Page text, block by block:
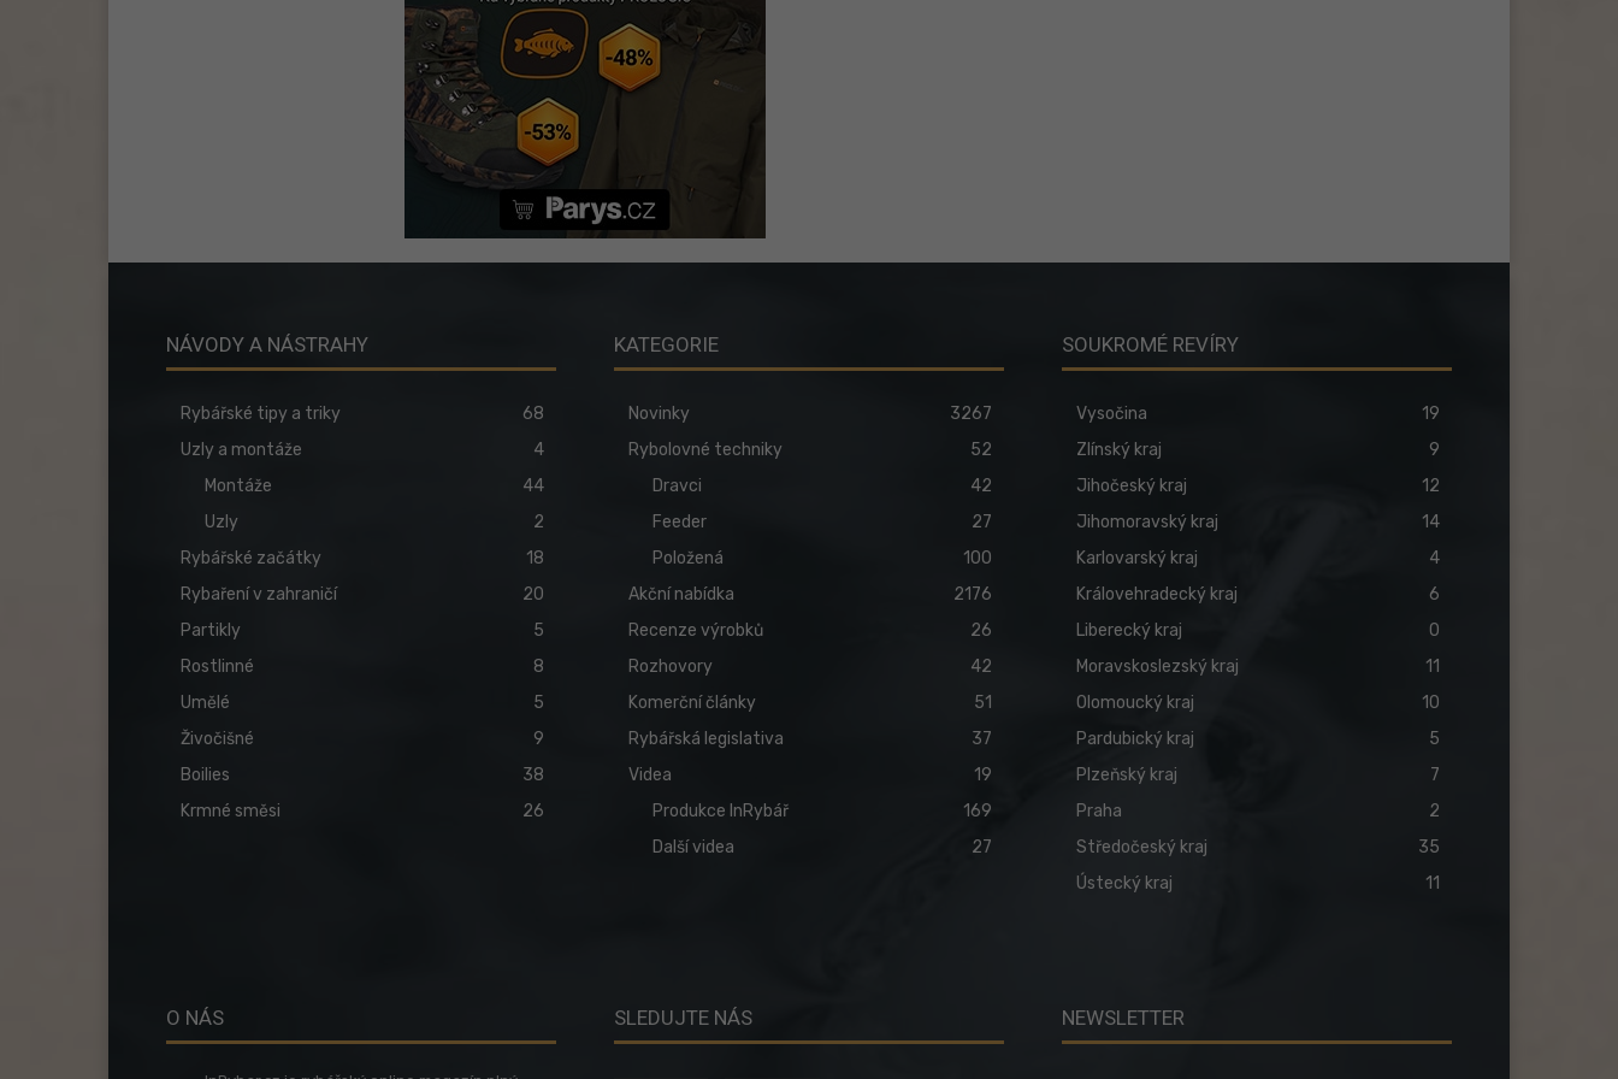
NÁVODY A NÁSTRAHY
Rybářské tipy a triky
68
Uzly a montáže
4
Montáže
44
Uzly
2
Rybářské začátky
18
Rybaření v zahraničí
20
Partikly
5
Rostlinné
8
Umělé
5
Živočišné
9
Boilies
38
Krmné směsi
26
KATEGORIE
Novinky
3267
Rybolovné techniky
52
Dravci
42
Feeder
27
Položená
100
Akční nabídka
2176
Recenze výrobků
26
Rozhovory
42
Komerční články
51
Rybářská legislativa
37
Videa
19
Produkce InRybář
169
Další videa
27
SOUKROMÉ REVÍRY
Vysočina
19
Zlínský kraj
9
Jihočeský kraj
12
Jihomoravský kraj
14
Karlovarský kraj
4
Královehradecký kraj
6
Liberecký kraj
0
Moravskoslezský kraj
11
Olomoucký kraj
10
Pardubický kraj
5
Plzeňský kraj
7
Praha
2
Středočeský kraj
35
Ústecký kraj
11
O NÁS SLEDUJTE NÁS NEWSLETTER